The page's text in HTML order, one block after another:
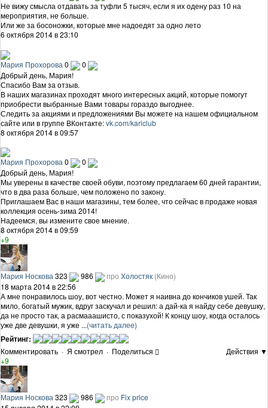
Не вижу смысла отдавать за туфли 5 тысяч, если я их одену раз 10 на
мероприятия, не больше.
Или же за босоножки, которые мне надоедят за одно лето
6 октября 2014 в 23:10
Мария Прохорова 0
0
Добрый день, Мария!
Спасибо Вам за отзыв.
В наших магазинах проходят много интересных акций, которые помогут
приобрести выбранные Вами товары гораздо выгоднее.
Следить за акциями и предложениями Вы можете на нашем официальном
сайте или в группе ВКонтакте:vk.com/kariclub
8 октября 2014 в 09:57
Мария Прохорова0
0
Добрый день, Мария!
Мы уверены в качестве своей обуви, поэтому предлагаем 60 дней гарантии,
что в два раза больше, чем положено по закону.
Приглашаем Вас в наши магазины, тем более, что сейчас в продаже новая
коллекция осень-зима 2014!
Надеемся, вы измените свое мнение.
8 октября 2014 в 09:59
+9
Мария Носкова 323 986 про Холостяк (Кино)
18 марта 2014 в 22:56
А мне понравилось шоу, вот честно. Может я наивна до кончиков ушей. Так
мило, богатый мужик, вдруг заскучал и решил: а дай-ка я найду себе девушку,
да не просто так, а расмааашисто, с показухой! К концу шоу, когда осталось
уже две девушки, я уже ...(читать далее)
Рейтинг:
Комментировать · Я смотрел · Поделиться
Действия ▼
+9
Мария Носкова 323 986 про Fix price